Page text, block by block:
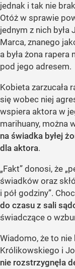
jednak i tak nie
Otóż w sprawie
jednym z nich była
Marca, znanego
a była żona rapera
pod jego adresem.
Kobieta zarzucała
się wobec niej
wspiera aktora w
marihuany, można
na świadka byłej
dla aktora.
„Fakt” donosi, że
świadków oraz
i pół godziny”.
do czasu z sali
świadczące o
Wiadomo, że to
Królikowskiego i
nie rozstrzygnęła